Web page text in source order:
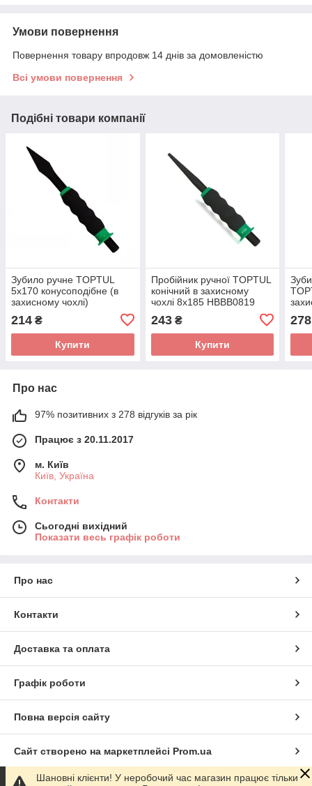
Умови повернення
Повернення товару впродовж 14 днів за домовленістю
Всі умови повернення
Подібні товари компанії
Зубило ручне TOPTUL
5x170 конусоподібне (в
захисному чохлі)
214 ₴
Купити
Пробійник ручної TOPTUL
конічний в захисному
чохлі 8x185 HBBB0819
243₴
Купити
278
Про нас
97% позитивних з 278 відгуків за рік
Працює з 20.11.2017
м. Київ
Київ, Україна
Контакти
Сьогодні вихідний
Показати весь графік роботи
Про нас
Контакти
Доставка та оплата
Графік роботи
Повна версія сайту
Сайт створено на маркетплейсі Prom.ua
Шановні клієнти! У неробочий час магазин працює тільки